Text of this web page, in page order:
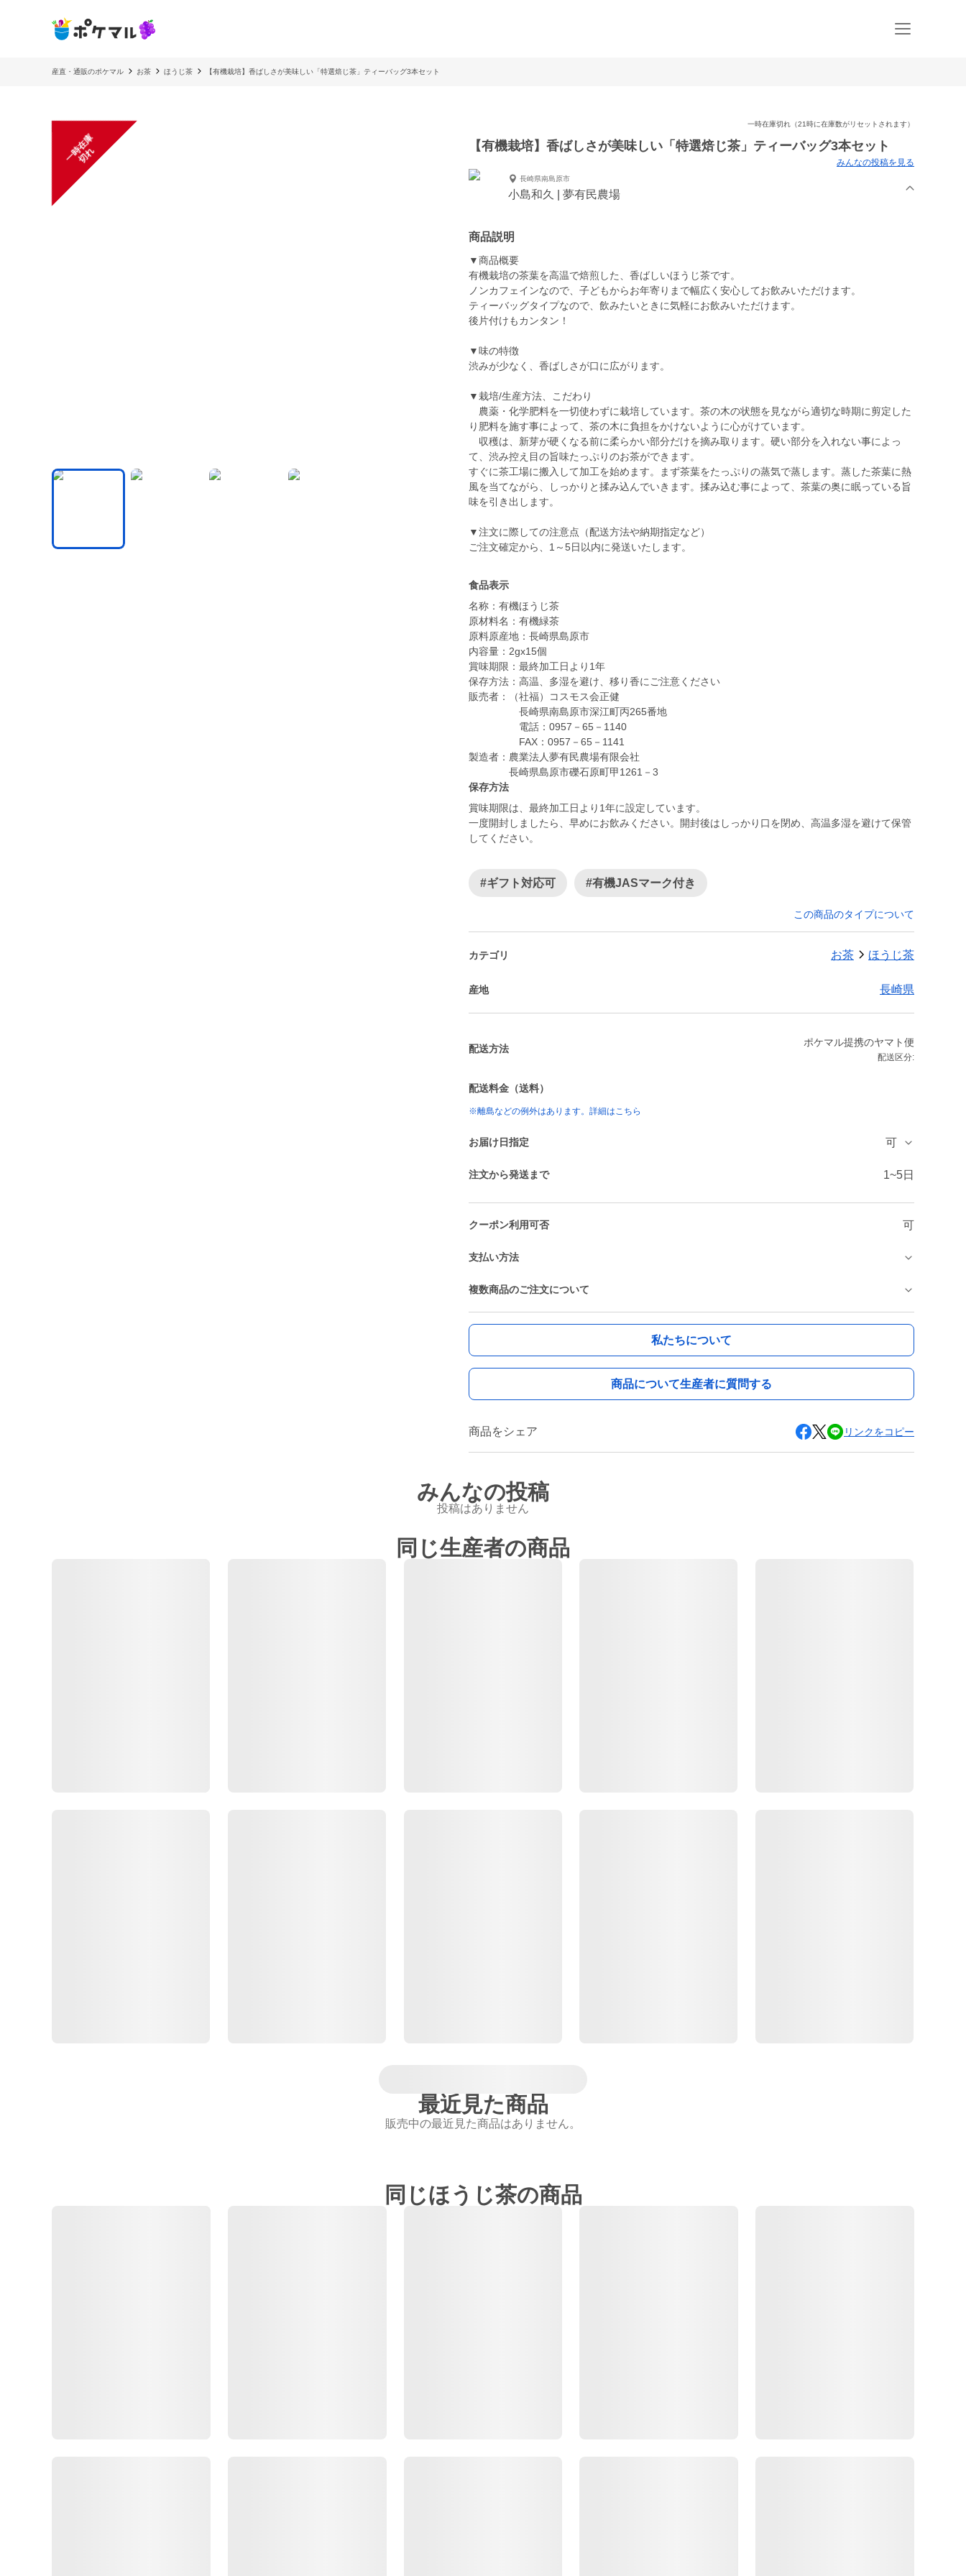
産直・通販のポケマル お茶 ほうじ茶 【有機栽培】香ばしさが美味しい「特選焙じ茶」ティーバッグ3本セット
一
時
在
庫
切
れ
一時在庫切れ（21時に在庫数がリセットされます）
【有機栽培】香ばしさが美味しい「特選焙じ茶」ティーバッグ3本セット
みんなの投稿を見る
長崎県南島原市
小島和久 | 夢有民農場
商品説明
▼商品概要
有機栽培の茶葉を高温で焙煎した、香ばしいほうじ茶です。
ノンカフェインなので、子どもからお年寄りまで幅広く安心してお飲みいただけます。
ティーバッグタイプなので、飲みたいときに気軽にお飲みいただけます。
後片付けもカンタン！
▼味の特徴
渋みが少なく、香ばしさが口に広がります。
▼栽培/生産方法、こだわり
農薬・化学肥料を一切使わずに栽培しています。茶の木の状態を見ながら適切な時期に剪定した
り肥料を施す事によって、茶の木に負担をかけないように心がけています。
収穫は、新芽が硬くなる前に柔らかい部分だけを摘み取ります。硬い部分を入れない事によっ
て、渋み控え目の旨味たっぷりのお茶ができます。
すぐに茶工場に搬入して加工を始めます。まず茶葉をたっぷりの蒸気で蒸します。蒸した茶葉に熱
風を当てながら、しっかりと揉み込んでいきます。揉み込む事によって、茶葉の奥に眠っている旨
味を引き出します。
▼注文に際しての注意点（配送方法や納期指定など）
ご注文確定から、1～5日以内に発送いたします。
食品表示
名称：有機ほうじ茶
原材料名：有機緑茶
原料原産地：長崎県島原市
内容量：2gx15個
賞味期限：最終加工日より1年
保存方法：高温、多湿を避け、移り香にご注意ください
販売者：（社福）コスモス会正健
長崎県南島原市深江町丙265番地
電話：0957－65－1140
FAX：0957－65－1141
製造者：農業法人夢有民農場有限会社
長崎県島原市礫石原町甲1261－3
保存方法
賞味期限は、最終加工日より1年に設定しています。
一度開封しましたら、早めにお飲みください。開封後はしっかり口を閉め、高温多湿を避けて保管
してください。
#ギフト対応可 #有機JASマーク付き
この商品のタイプについて
カテゴリ お茶 ほうじ茶
産地 長崎県
配送方法
ポケマル提携のヤマト便
配送区分:
配送料金（送料）
※離島などの例外はあります。詳細はこちら
お届け日指定 可
注文から発送まで 1~5日
クーポン利用可否 可
支払い方法
複数商品のご注文について
私たちについて
商品について生産者に質問する
商品をシェア リンクをコピー
みんなの投稿
投稿はありません
同じ生産者の商品
最近見た商品
販売中の最近見た商品はありません。
同じほうじ茶の商品